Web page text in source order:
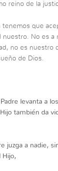
reino de la
tenemos que
nuestro. No es a
no es nuestro
de Dios.
levanta a
también da
juzga a nadie,
Hijo,